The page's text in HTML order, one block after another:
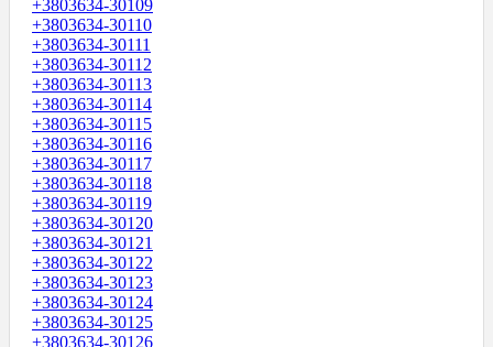
+3803634-30109
+3803634-30110
+3803634-30111
+3803634-30112
+3803634-30113
+3803634-30114
+3803634-30115
+3803634-30116
+3803634-30117
+3803634-30118
+3803634-30119
+3803634-30120
+3803634-30121
+3803634-30122
+3803634-30123
+3803634-30124
+3803634-30125
+3803634-30126